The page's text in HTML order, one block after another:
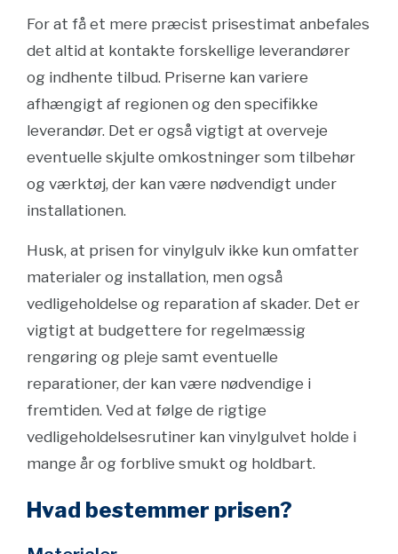
For at få et mere præcist prisestimat anbefales
det altid at kontakte forskellige leverandører
og indhente tilbud. Priserne kan variere
afhængigt af regionen og den specifikke
leverandør. Det er også vigtigt at overveje
eventuelle skjulte omkostninger som tilbehør
og værktøj, der kan være nødvendigt under
installationen.
Husk, at prisen for vinylgulv ikke kun omfatter
materialer og installation, men også
vedligeholdelse og reparation af skader. Det er
vigtigt at budgettere for regelmæssig
rengøring og pleje samt eventuelle
reparationer, der kan være nødvendige i
fremtiden. Ved at følge de rigtige
vedligeholdelsesrutiner kan vinylgulvet holde i
mange år og forblive smukt og holdbart.
Hvad bestemmer prisen?